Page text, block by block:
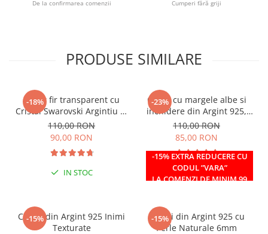
De la confirmarea comenzii Cumperi fără griji
PRODUSE SIMILARE
-18%
Colier fir transparent cu
Cristal Swarovski Argintiu in
Caseta din Argint 925
110,00 RON
90,00 RON
IN STOC
-23%
-15% EXTRA REDUCERE CU
CODUL ”VARA”
LA COMENZI DE MINIM 99
Colier cu margele albe si
inchidere din Argint 925,
reglabil 38-41 cm
110,00 RON
85,00 RON
IN STOC
-15%
Cercei din Argint 925 Inimi
Texturate
-15%
Cercei din Argint 925 cu
Perle Naturale 6mm